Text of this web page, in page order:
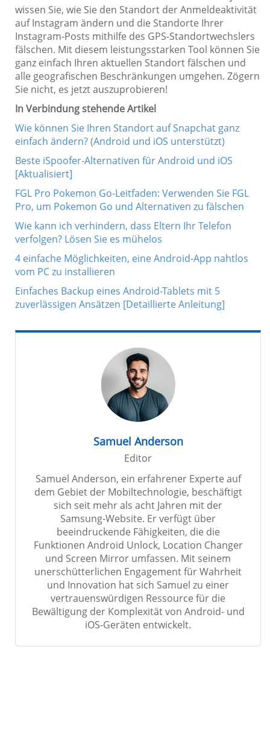
wissen Sie, wie Sie den Standort der Anmeldeaktivität
auf Instagram ändern und die Standorte Ihrer
Instagram-Posts mithilfe des GPS-Standortwechslers
fälschen. Mit diesem leistungsstarken Tool können Sie
ganz einfach Ihren aktuellen Standort fälschen und
alle geografischen Beschränkungen umgehen. Zögern
Sie nicht, es jetzt auszuprobieren!
In Verbindung stehende Artikel
Wie können Sie Ihren Standort auf Snapchat ganz
einfach ändern? (Android und iOS unterstützt)
Beste iSpoofer-Alternativen für Android und iOS
[Aktualisiert]
FGL Pro Pokemon Go-Leitfaden: Verwenden Sie FGL
Pro, um Pokemon Go und Alternativen zu fälschen
Wie kann ich verhindern, dass Eltern Ihr Telefon
verfolgen? Lösen Sie es mühelos
4 einfache Möglichkeiten, eine Android-App nahtlos
vom PC zu installieren
Einfaches Backup eines Android-Tablets mit 5
zuverlässigen Ansätzen [Detaillierte Anleitung]
Samuel Anderson
Editor
Samuel Anderson, ein erfahrener Experte auf
dem Gebiet der Mobiltechnologie, beschäftigt
sich seit mehr als acht Jahren mit der
Samsung-Website. Er verfügt über
beeindruckende Fähigkeiten, die die
Funktionen Android Unlock, Location Changer
und Screen Mirror umfassen. Mit seinem
unerschütterlichen Engagement für Wahrheit
und Innovation hat sich Samuel zu einer
vertrauenswürdigen Ressource für die
Bewältigung der Komplexität von Android- und
iOS-Geräten entwickelt.